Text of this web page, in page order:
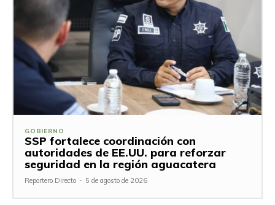
GOBIERNO
SSP fortalece coordinación con
autoridades de EE.UU. para reforzar
seguridad en la región aguacatera
Reportero Directo - 5 de agosto de 2026